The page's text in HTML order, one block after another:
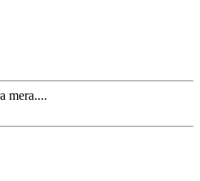
mera....